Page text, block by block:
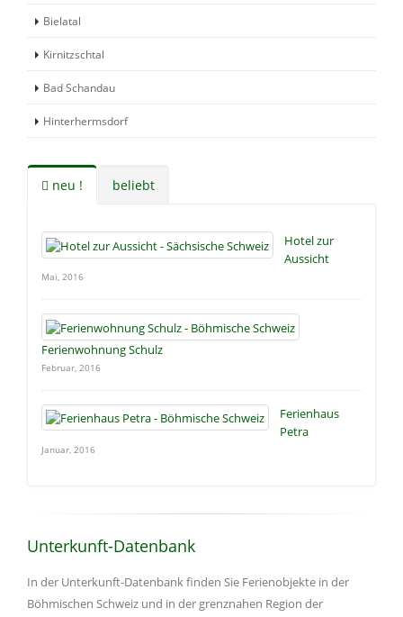
Bielatal
Kirnitzschtal
Bad Schandau
Hinterhermsdorf
neu ! beliebt
Hotel zur
Aussicht
Mai, 2016
Ferienwohnung Schulz
Februar, 2016
Ferienhaus
Petra
Januar, 2016
Unterkunft-Datenbank
In der Unterkunft-Datenbank finden Sie Ferienobjekte in der
Böhmischen Schweiz und in der grenznahen Region der